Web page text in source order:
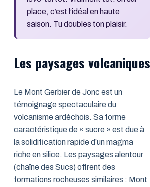
place, c’est l’idéal en haute
saison. Tu doubles ton plaisir.
Les paysages volcaniques
Le Mont Gerbier de Jonc est un
témoignage spectaculaire du
volcanisme ardéchois. Sa forme
caractéristique de « sucre » est due à
la solidification rapide d’un magma
riche en silice. Les paysages alentour
(chaîne des Sucs) offrent des
formations rocheuses similaires : Mont